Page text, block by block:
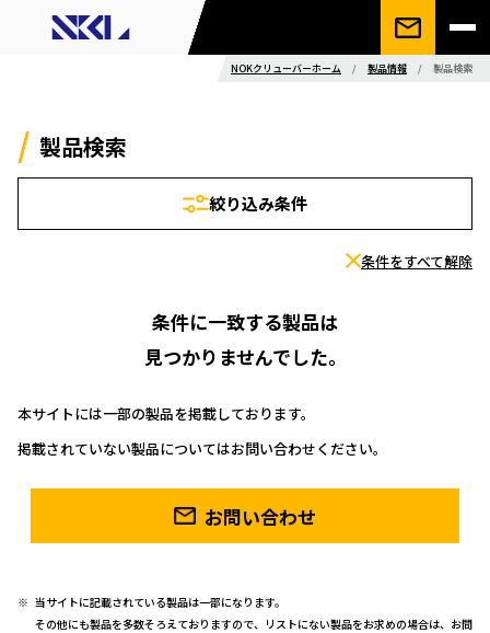
NOKクリューバーホーム / 製品情報 / 製品検索
製品検索
絞り込み条件
条件をすべて解除
条件に一致する製品は
見つかりませんでした。
本サイトには一部の製品を掲載しております。
掲載されていない製品についてはお問い合わせください。
お問い合わせ
当サイトに記載されている製品は一部になります。
その他にも製品を多数そろえておりますので、リストにない製品をお求めの場合は、お問